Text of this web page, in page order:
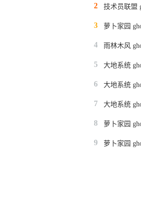
2
3
4
5
6
7
8
9